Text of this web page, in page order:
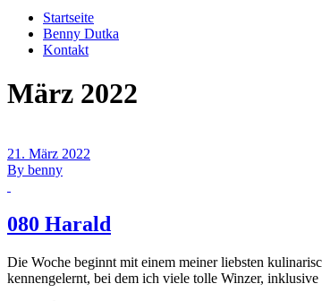
Startseite
Benny Dutka
Kontakt
März 2022
21. März 2022
By benny
080 Harald
Die Woche beginnt mit einem meiner liebsten
kennengelernt, bei dem ich viele tolle Winzer,